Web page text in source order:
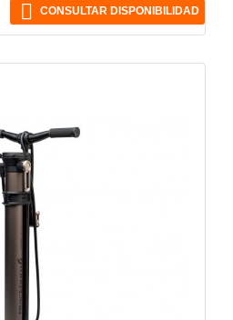
 CONSULTAR DISPONIBILIDAD
VISTA RÁPIDA